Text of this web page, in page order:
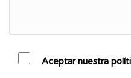
Aceptar nuestra